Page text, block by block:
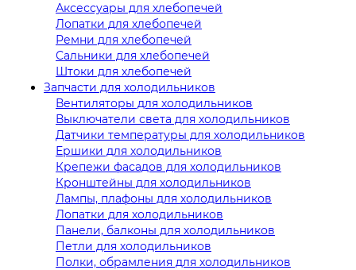
Аксессуары для хлебопечей
Лопатки для хлебопечей
Ремни для хлебопечей
Сальники для хлебопечей
Штоки для хлебопечей
Запчасти для холодильников
Вентиляторы для холодильников
Выключатели света для холодильников
Датчики температуры для холодильников
Ершики для холодильников
Крепежи фасадов для холодильников
Кронштейны для холодильников
Лампы, плафоны для холодильников
Лопатки для холодильников
Панели, балконы для холодильников
Петли для холодильников
Полки, обрамления для холодильников